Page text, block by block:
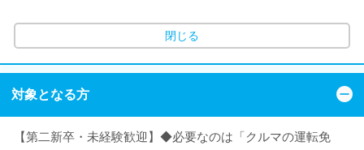
閉じる
対象となる方
【第二新卒・未経験歓迎】◆必要なのは「クルマの運転免